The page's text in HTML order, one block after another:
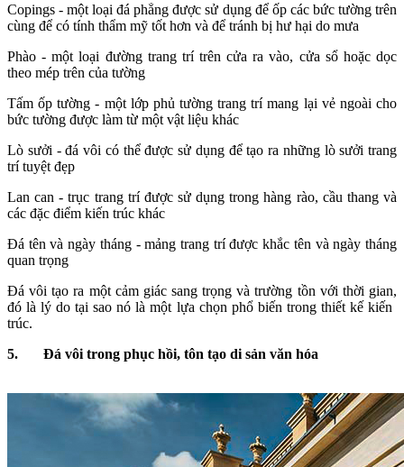
Copings - một loại đá phẳng được sử dụng để ốp các bức tường trên
cùng để có tính thẩm mỹ tốt hơn và để tránh bị hư hại do mưa
Phào - một loại đường trang trí trên cửa ra vào, cửa sổ hoặc dọc
theo mép trên của tường
Tấm ốp tường - một lớp phủ tường trang trí mang lại vẻ ngoài cho
bức tường được làm từ một vật liệu khác
Lò sưởi - đá vôi có thể được sử dụng để tạo ra những lò sưởi trang
trí tuyệt đẹp
Lan can - trục trang trí được sử dụng trong hàng rào, cầu thang và
các đặc điểm kiến ​​trúc khác
Đá tên và ngày tháng - mảng trang trí được khắc tên và ngày tháng
quan trọng
Đá vôi tạo ra một cảm giác sang trọng và trường tồn với thời gian,
đó là lý do tại sao nó là một lựa chọn phổ biến trong thiết kế kiến ​​
trúc.
5. Đá vôi trong phục hồi, tôn tạo di sản văn hóa